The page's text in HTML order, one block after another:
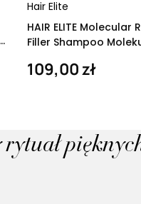
Hair Elite
HAIR ELITE Molecular
Filler Shampoo
109,00 zł